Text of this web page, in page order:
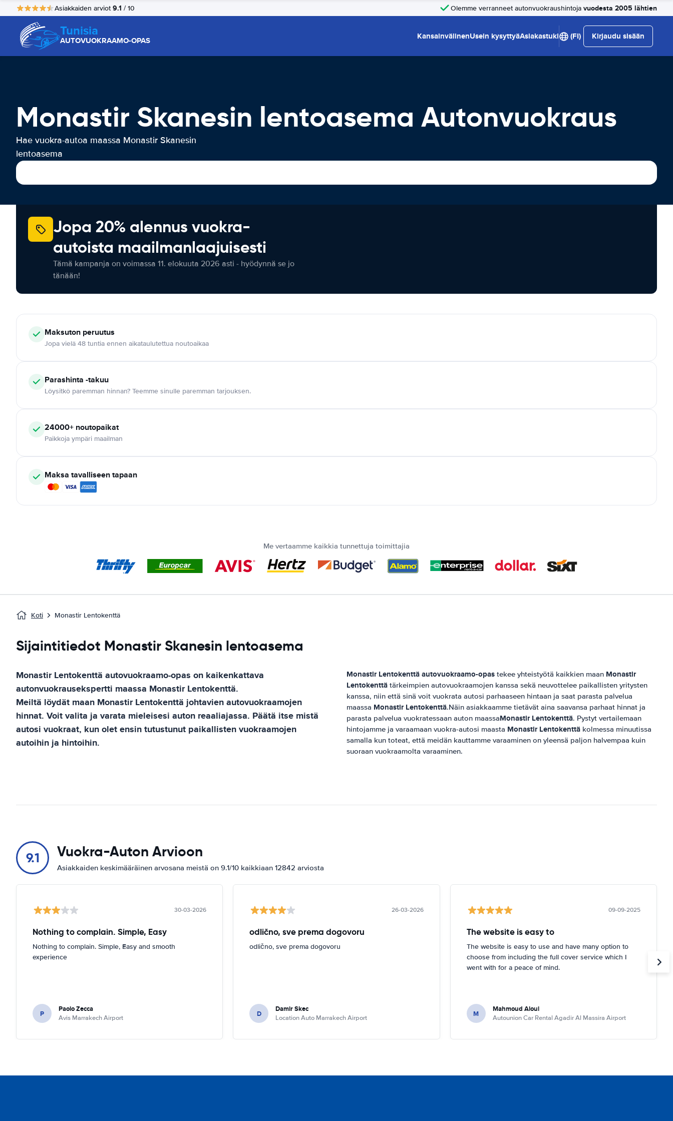
Asiakkaiden arviot 9.1 / 10 Olemme verranneet autonvuokraushintoja vuodesta 2005 lähtien
Tunisia
AUTOVUOKRAAMO-OPAS KansainvälinenUsein kysyttyäAsiakastuki (FI) Kirjaudu sisään
Monastir Skanesin lentoasema Autonvuokraus
Hae vuokra-autoa maassa Monastir Skanesin
lentoasema
Jopa 20% alennus vuokra-
autoista maailmanlaajuisesti
Tämä kampanja on voimassa 11. elokuuta 2026 asti - hyödynnä se jo
tänään!
Maksuton peruutus
Jopa vielä 48 tuntia ennen aikataulutettua noutoaikaa
Parashinta -takuu
Löysitkö paremman hinnan? Teemme sinulle paremman tarjouksen.
24000+ noutopaikat
Paikkoja ympäri maailman
Maksa tavalliseen tapaan
Me vertaamme kaikkia tunnettuja toimittajia
Koti Monastir Lentokenttä
Sijaintitiedot Monastir Skanesin lentoasema
Monastir Lentokenttä autovuokraamo-opas on kaikenkattava
autonvuokrausekspertti maassa Monastir Lentokenttä.
Meiltä löydät maan Monastir Lentokenttä johtavien autovuokraamojen
hinnat. Voit valita ja varata mieleisesi auton reaaliajassa. Päätä itse mistä
autosi vuokraat, kun olet ensin tutustunut paikallisten vuokraamojen
autoihin ja hintoihin.
Monastir Lentokenttäautovuokraamo-opas tekee yhteistyötä kaikkien maan Monastir
Lentokenttä tärkeimpien autovuokraamojen kanssa sekä neuvottelee paikallisten yritysten
kanssa, niin että sinä voit vuokrata autosi parhaaseen hintaan ja saat parasta palvelua
maassa Monastir Lentokenttä.Näin asiakkaamme tietävät aina saavansa parhaat hinnat ja
parasta palvelua vuokratessaan auton maassaMonastir Lentokenttä. Pystyt vertailemaan
hintojamme ja varaamaan vuokra-autosi maasta Monastir Lentokenttä kolmessa minuutissa
samalla kun toteat, että meidän kauttamme varaaminen on yleensä paljon halvempaa kuin
suoraan vuokraamolta varaaminen.
9.1 Vuokra-Auton Arvioon
Asiakkaiden keskimääräinen arvosana meistä on 9.1/10 kaikkiaan 12842 arviosta
30-03-2026
Nothing to complain. Simple, Easy
Nothing to complain. Simple, Easy and smooth
experience
P Paolo Zecca
Avis Marrakech Airport
26-03-2026
odlično, sve prema dogovoru
odlično, sve prema dogovoru
D Damir Skec
Location Auto Marrakech Airport
09-09-2025
The website is easy to
The website is easy to use and have many option to
choose from including the full cover service which I
went with for a peace of mind.
M Mahmoud Aloui
Autounion Car Rental Agadir Al Massira Airport